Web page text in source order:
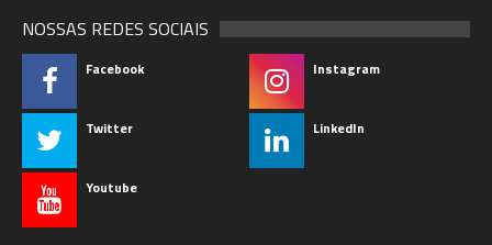
NOSSAS REDES SOCIAIS
Facebook Instagram
Twitter LinkedIn
Youtube